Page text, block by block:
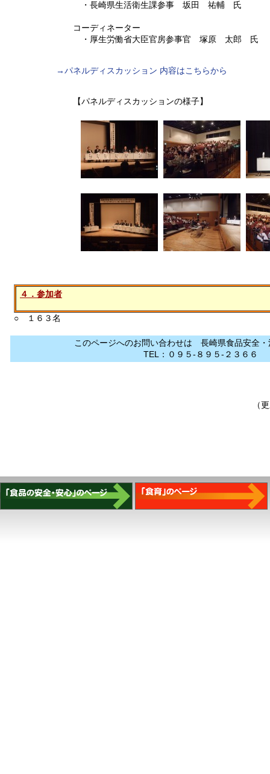
・長崎県生活衛生課参事 坂田 祐輔 氏
コーディネーター
・厚生労働省大臣官房参事官 塚原 太郎 氏
→パネルディスカッション 内容はこちらから
【パネルディスカッションの様子】
４．参加者
○ １６３名
このページへのお問い合わせは 長崎県食品安全・
TEL：０９５-８９５-２３６６
（